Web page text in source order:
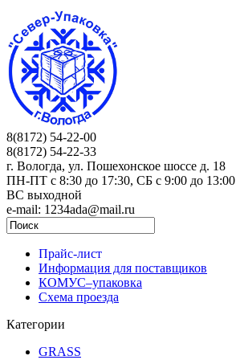
8(8172) 54-22-00
8(8172) 54-22-33
г. Вологда, ул. Пошехонское шоссе д. 18
ПН-ПТ c 8:30 до 17:30, СБ с 9:00 до 13:00
ВС выходной
e-mail: 1234ada@mail.ru
Прайс-лист
Информация для поставщиков
КОМУС–упаковка
Схема проезда
Категории
GRASS